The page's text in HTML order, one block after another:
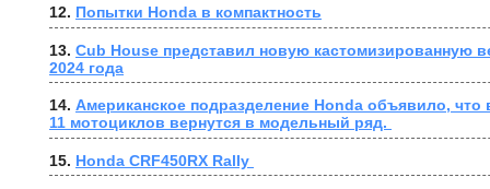
12. Попытки Honda в компактность
13. Cub House представил новую кастомизированную
2024 года
14. Американское подразделение Honda объявило, что
11 мотоциклов вернутся в модельный ряд.
15. Honda CRF450RX Rally